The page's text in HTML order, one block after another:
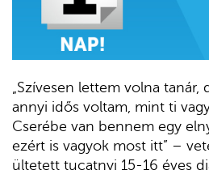
„Szívesen lettem volna
annyi idős voltam, mint ti
Cserébe van bennem egy
ezért is vagyok most itt” –
ültetett tucatnyi 15-16 éves